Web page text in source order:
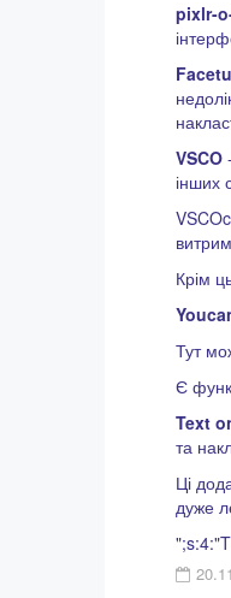
pixlr-
VSCO
інших
Крім
Тут
Є
Text
та
Ці
дуже